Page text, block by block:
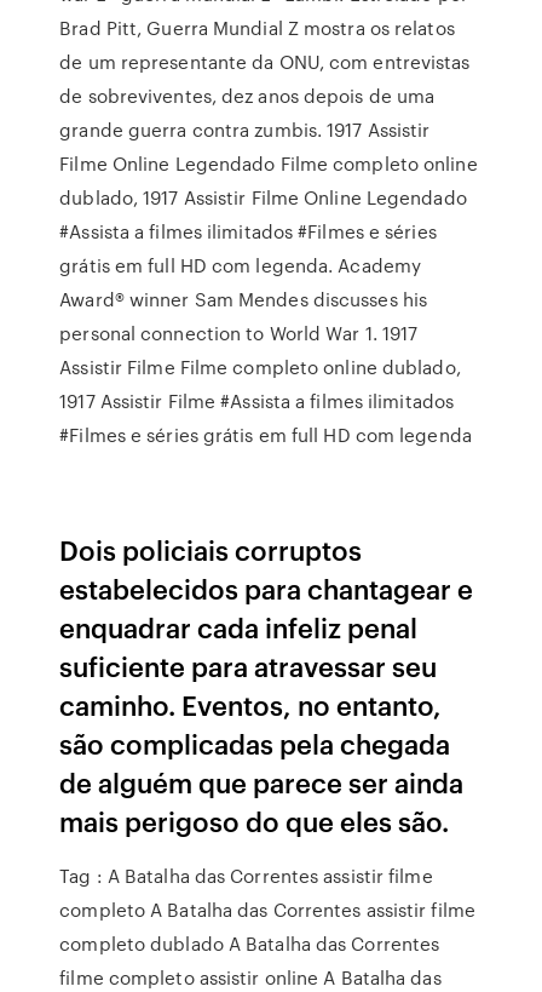
Brad Pitt, Guerra Mundial Z mostra os relatos
de um representante da ONU, com entrevistas
de sobreviventes, dez anos depois de uma
grande guerra contra zumbis. 1917 Assistir
Filme Online Legendado Filme completo online
dublado, 1917 Assistir Filme Online Legendado
#Assista a filmes ilimitados #Filmes e séries
grátis em full HD com legenda. Academy
Award® winner Sam Mendes discusses his
personal connection to World War 1. 1917
Assistir Filme Filme completo online dublado,
1917 Assistir Filme #Assista a filmes ilimitados
#Filmes e séries grátis em full HD com legenda
Dois policiais corruptos
estabelecidos para chantagear e
enquadrar cada infeliz penal
suficiente para atravessar seu
caminho. Eventos, no entanto,
são complicadas pela chegada
de alguém que parece ser ainda
mais perigoso do que eles são.
Tag : A Batalha das Correntes assistir filme
completo A Batalha das Correntes assistir filme
completo dublado A Batalha das Correntes
filme completo assistir online A Batalha das